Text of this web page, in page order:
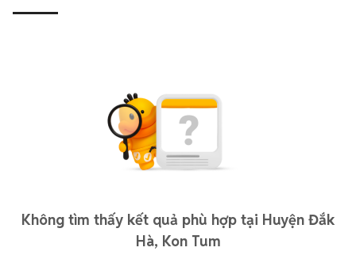
Không tìm thấy kết quả phù hợp tại Huyện Đắk
Hà, Kon Tum